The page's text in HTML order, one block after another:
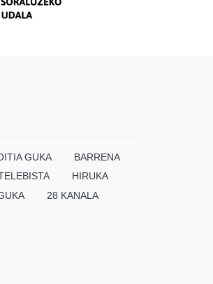
GUKA
BARRENA
HIRUKA
28 KANALA